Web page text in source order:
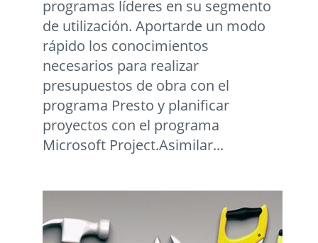
programas líderes en su segmento
de utilización. Aportarde un modo
rápido los conocimientos
necesarios para realizar
presupuestos de obra con el
programa Presto y planificar
proyectos con el programa
Microsoft Project.Asimilar...